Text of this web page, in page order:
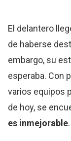
El delantero
de haberse
embargo, su
esperaba. Con
varios equipos
de hoy, se
es inmejorable.